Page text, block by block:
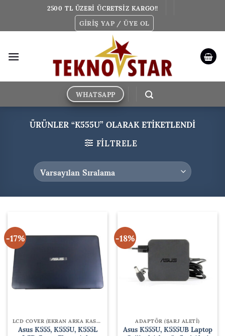
2500 TL ÜZERİ ÜCRETSİZ KARGO!!
GIRIŞ YAP / ÜYE OL
WHATSAPP
ÜRÜNLER “K555U” OLARAK ETIKETLENDI
FILTRELE
-17%
LCD COVER (EKRAN ARKA KASA )
Asus K555, K555U, K555L
-18%
ADAPTÖR (ŞARJ ALETİ)
Asus K555U, K555UB Laptop